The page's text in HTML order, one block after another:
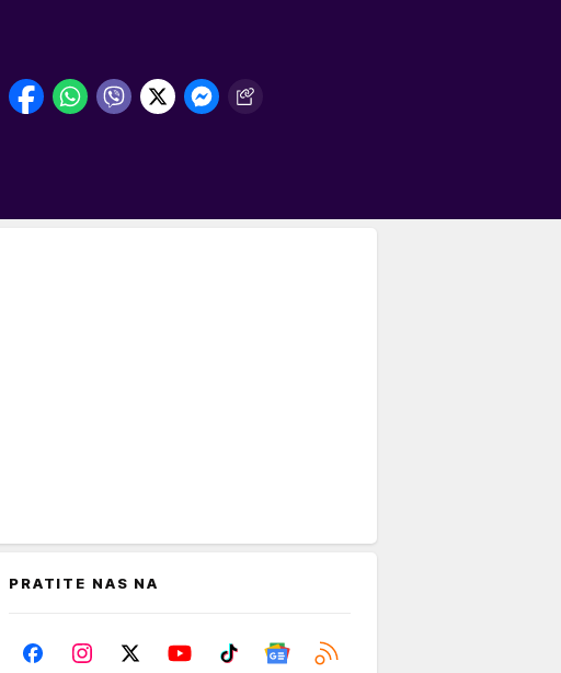
PRATITE NAS NA